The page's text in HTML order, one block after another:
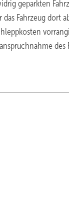
geparkten
Fahrzeug dort
des